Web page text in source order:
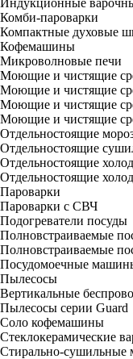
Индукционные
Комби-пароварки
Компактные духовые
Кофемашины
Микроволновые печи
Моющие и чистящие
Моющие и чистящие
Моющие и чистящие
Моющие и чистящие
Отдельностоящие
Отдельностоящие
Отдельностоящие
Отдельностоящие
Пароварки
Пароварки с СВЧ
Подогреватели посуды
Полновстраиваемые
Полновстраиваемые
Посудомоечные
Пылесосы
Вертикальные
Пылесосы серии Guard
Соло кофемашины
Стеклокерамические
Стирально-